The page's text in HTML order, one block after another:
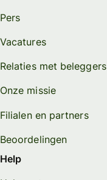
Pers
Vacatures
Relaties met beleggers
Onze missie
Filialen en partners
Beoordelingen
Help